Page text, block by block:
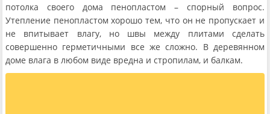
потолка своего дома пенопластом – спорный вопрос.
Утепление пенопластом хорошо тем, что он не пропускает и
не впитывает влагу, но швы между плитами сделать
совершенно герметичными все же сложно. В деревянном
доме влага в любом виде вредна и стропилам, и балкам.